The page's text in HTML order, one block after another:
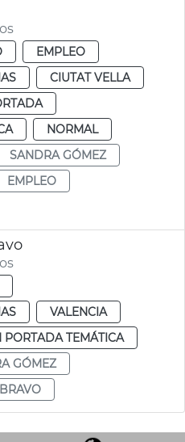
EMPLEO
CIUTAT VELLA
NORMAL
SANDRA GÓMEZ
EMPLEO
VALENCIA
PORTADA TEMÁTICA
GÓMEZ